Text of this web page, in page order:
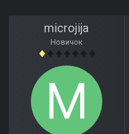
microjija
Новичок